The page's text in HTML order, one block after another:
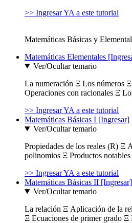
>> Ingresar YA a este tutorial
Matemáticas Básicas y
Matemáticas Elementales
Ver/Ocultar temario
La numeración Ξ Los números
Operaciones con racionales Ξ
>> Ingresar YA a este tutorial
Matemáticas Básicas I [Ingresar]
Ver/Ocultar temario
Propiedades de los reales (R) Ξ
polinomios Ξ Productos
>> Ingresar YA a este tutorial
Matemáticas Básicas II [Ingresar]
Ver/Ocultar temario
La relación Ξ Aplicación de la
Ξ Ecuaciones de primer grado